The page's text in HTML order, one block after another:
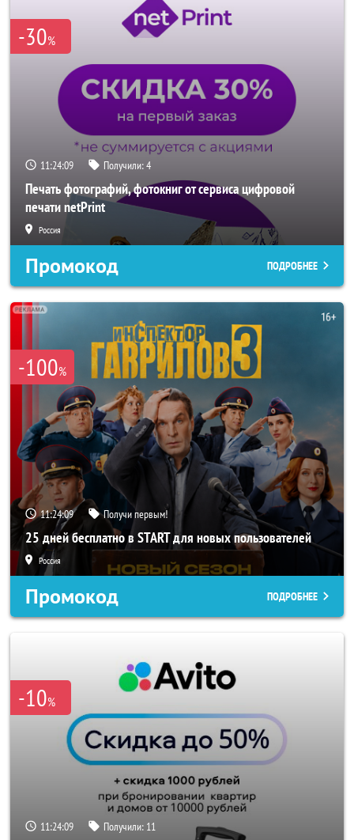
-30%
11:24:06 Получили:4
Печать фотографий, фотокниг от сервиса цифровой
печати netPrint
Россия
Промокод ПОДРОБНЕЕ
-100%
11:24:06 Получи первым!
25 дней бесплатно в START для новых пользователей
Россия
Промокод ПОДРОБНЕЕ
-10%
11:24:06 Получили: 11